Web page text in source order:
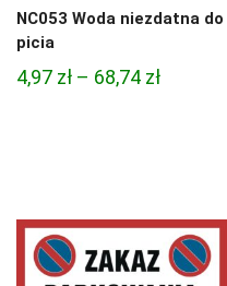
NC053 Woda niezdatna do
picia
4,97 zł – 68,74 złZakres
68,74 zł